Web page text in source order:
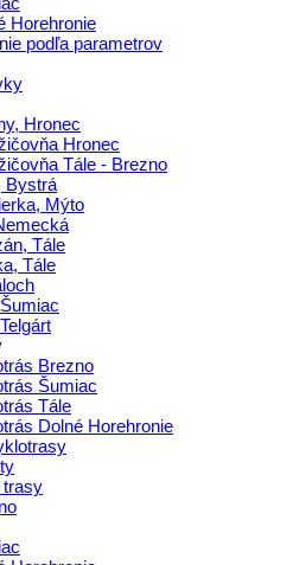
Horehronie
podľa parametrov
Hronec
Hronec
Tále - Brezno
Bystrá
Mýto
Tále
Tále
Brezno
Šumiac
Tále
Dolné Horehronie